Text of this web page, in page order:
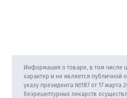
Информация о товаре, в том числе
характер и не является публичной
указу президента №187 от 17 марта
безрецептурных лекарств